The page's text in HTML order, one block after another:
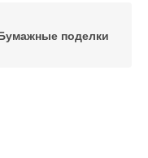
поделки